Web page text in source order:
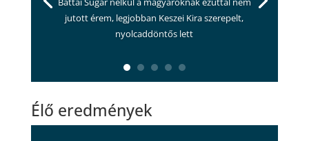
jutott érem, legjobban Keszei Kira szerepelt,
nyolcaddöntős lett
Élő eredmények